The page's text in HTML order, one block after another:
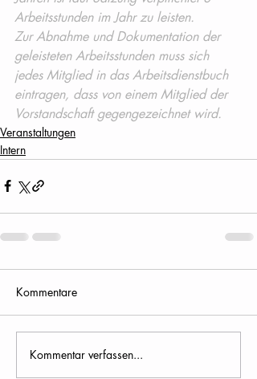
Arbeitsstunden im Jahr zu leisten.
Zur Abnahme und Dokumentation der
geleisteten Arbeitsstunden muss sich
jedes Mitglied in das Arbeitsdienstbuch
eintragen, dass von einem Mitglied der
Vorstandschaft gegengezeichnet wird.
Veranstaltungen
Intern
Kommentare
Kommentar verfassen...